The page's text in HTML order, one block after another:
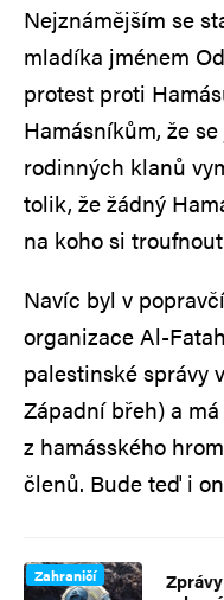
Nejznámějším se
mladíka jménem
protest proti
Hamásníkům, že
rodinných klanů
tolik, že žádný
na koho si
Navíc byl v
organizace Al-
palestinské správy
Západní břeh) a
z hamásského
členů. Bude teď i
Zahraničí